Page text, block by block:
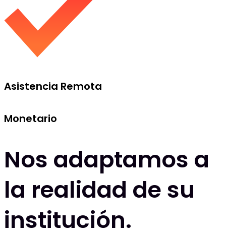
Asistencia Remota
Monetario
Nos adaptamos a
la realidad de su
institución.